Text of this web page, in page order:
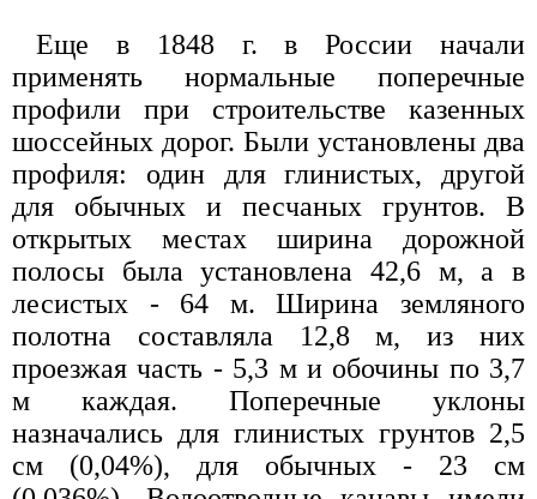
Еще в 1848 г. в России начали
применять нормальные поперечные
профили при строительстве казенных
шоссейных дорог. Были установлены два
профиля: один для глинистых, другой
для обычных и песчаных грунтов. В
открытых местах ширина дорожной
полосы была установлена 42,6 м, а в
лесистых - 64 м. Ширина земляного
полотна составляла 12,8 м, из них
проезжая часть - 5,3 м и обочины по 3,7
м каждая. Поперечные уклоны
назначались для глинистых грунтов 2,5
см (0,04%), для обычных - 23 см